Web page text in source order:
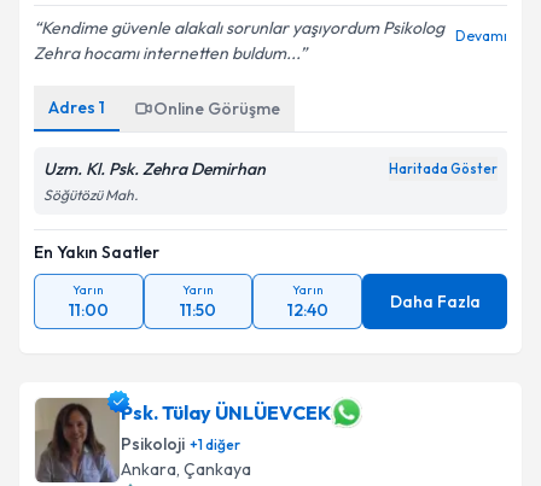
Kendime güvenle alakalı sorunlar yaşıyordum Psikolog
Zehra hocamı internetten buldum...
Devamı
Adres 1 Online Görüşme
Uzm. Kl. Psk. Zehra Demirhan Haritada Göster
Söğütözü Mah.
En Yakın Saatler
Yarın
11:00
Yarın
11:50
Yarın
12:40 Daha Fazla
Psk. Tülay ÜNLÜEVCEK
Psikoloji +1diğer
Ankara, Çankaya